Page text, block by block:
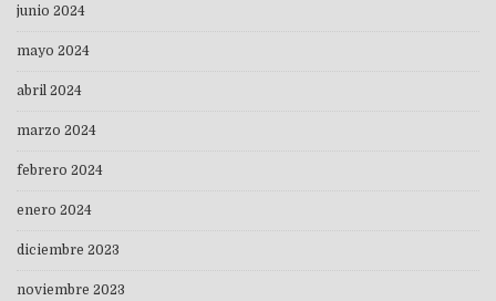
junio 2024
mayo 2024
abril 2024
marzo 2024
febrero 2024
enero 2024
diciembre 2023
noviembre 2023